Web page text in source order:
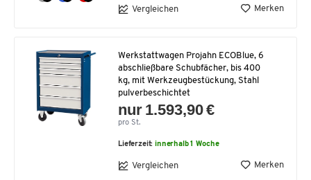
Vergleichen Merken
Werkstattwagen Projahn ECOBlue, 6
abschließbare Schubfächer, bis 400
kg, mit Werkzeugbestückung, Stahl
pulverbeschichtet
nur 1.593,90 €
pro St.
Lieferzeit:innerhalb 1 Woche
Vergleichen Merken